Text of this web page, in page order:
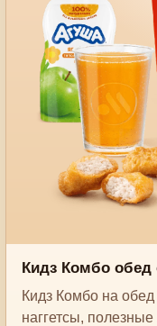
Кидз Комбо обед
Кидз Комбо на
наггетсы,